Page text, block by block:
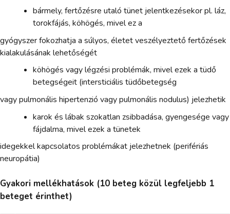
bármely, fertőzésre utaló tünet jelentkezésekor pl. láz,
torokfájás, köhögés, mivel ez a
gyógyszer fokozhatja a súlyos, életet veszélyeztető fertőzések
kialakulásának lehetőségét
köhögés vagy légzési problémák, mivel ezek a tüdő
betegségeit (intersticiális tüdőbetegség
vagy pulmonális hipertenzió vagy pulmonális nodulus) jelezhetik
karok és lábak szokatlan zsibbadása, gyengesége vagy
fájdalma, mivel ezek a tünetek
idegekkel kapcsolatos problémákat jelezhetnek (perifériás
neuropátia)
Gyakori mellékhatások (10 beteg közül legfeljebb 1
beteget érinthet)